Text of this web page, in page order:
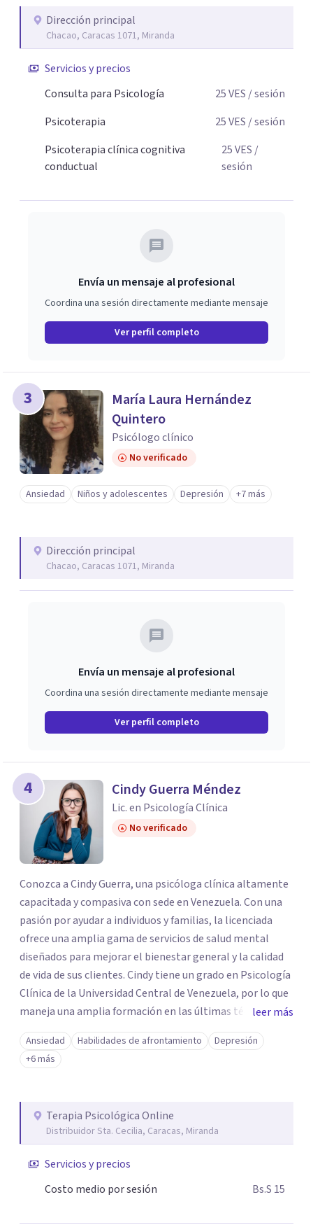
Dirección principal
Chacao, Caracas 1071, Miranda
Servicios y precios
Consulta para Psicología
25VES / sesión
Psicoterapia
25VES / sesión
Psicoterapia clínica cognitiva
conductual
25 VES /
sesión
Envía un mensaje al profesional
Coordina una sesión directamente mediante mensaje
Ver perfil completo
3
María Laura Hernández
Quintero
Psicólogo clínico
No verificado
Ansiedad Niños y adolescentes Depresión +7 más
Dirección principal
Chacao, Caracas 1071, Miranda
Envía un mensaje al profesional
Coordina una sesión directamente mediante mensaje
Ver perfil completo
4 Cindy Guerra Méndez
Lic. en Psicología Clínica
No verificado
Conozca a Cindy Guerra, una psicóloga clínica altamente
capacitada y compasiva con sede en Venezuela. Con una
pasión por ayudar a individuos y familias, la licenciada
ofrece una amplia gama de servicios de salud mental
diseñados para mejorar el bienestar general y la calidad
de vida de sus clientes. Cindy tiene un grado en Psicología
Clínica de la Universidad Central de Venezuela, por lo que
maneja una amplia formación en las últimas técnicas
terapéuticas basadas en la evidencia, especialmente en la
terapia cognitivo-conductual. La licenciada se dedica a
brindarles a sus clientes un entorno seguro y de apoyo
sentimientos, y así superar sus desafíos personales.
Como psicóloga clínica compasiva y empática, la
licenciada Cindy Guerra tiene una comprensión profunda
de los desafíos únicos que enfrentan sus clientes y está
dificultades y mejorar el bienestar de cada uno de sus
leer más
Ansiedad Habilidades de afrontamiento
Depresión
+6 más
Terapia Psicológica Online
Distribuidor Sta. Cecilia, Caracas, Miranda
Servicios y precios
Costo medio por sesión
Bs.S 15